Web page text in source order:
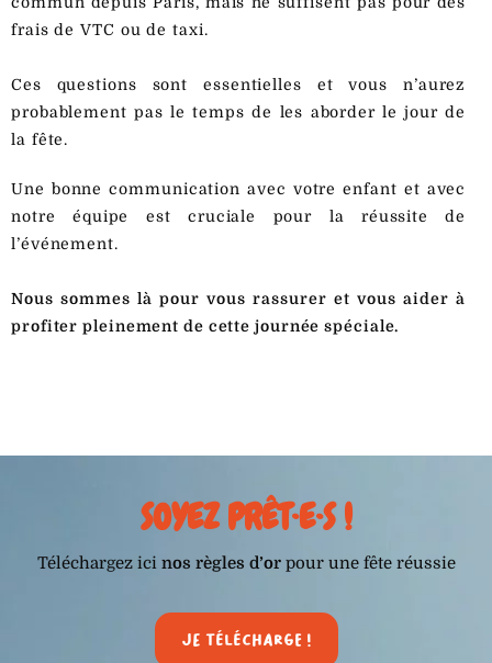
frais de VTC ou de taxi.
Ces questions sont essentielles et vous n’aurez
probablement pas le temps de les aborder le jour de
la fête.
Une bonne communication avec votre enfant et avec
notre équipe est cruciale pour la réussite de
l’événement.
Nous sommes là pour vous rassurer et vous aider à
profiter pleinement de cette journée spéciale.
SOYEZ PRÊT·E·S !
Téléchargez ici nos règles d’orpour une fête réussie
Je télécharge !